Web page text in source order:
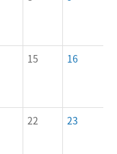
15 16
22 23